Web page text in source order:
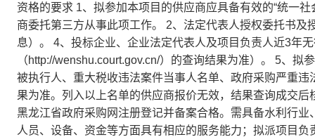
资格的要求 1、拟参加本项目的供应商应具备有效的“统一
商委托第三方从事此项工作。 2、法定代表人授权委托书
息）。 4、投标企业、企业法定代表人及项目负责人近3年
（http://wenshu.court.gov.cn/）的查询结果为准）。 5、
被执行人、重大税收违法案件当事人名单、政府采购严重违
果为准。列入以上名单的供应商报价无效，结果查询成交
黑龙江省政府采购网注册登记并备案合格。需具备水利行
人员、设备、资金等方面具有相应的服务能力；拟派项目